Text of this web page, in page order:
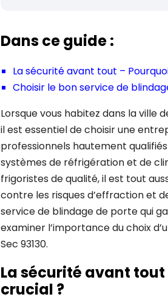
Dans ce guide :
La sécurité avant tout –
Choisir le bon service de
Lorsque vous habitez dans la ville
il est essentiel de choisir une
professionnels hautement
systèmes de réfrigération et de
frigoristes de qualité, il est tout
contre les risques d’effraction et
service de blindage de porte qui
examiner l’importance du choix
Sec 93130.
La sécurité avant
crucial ?